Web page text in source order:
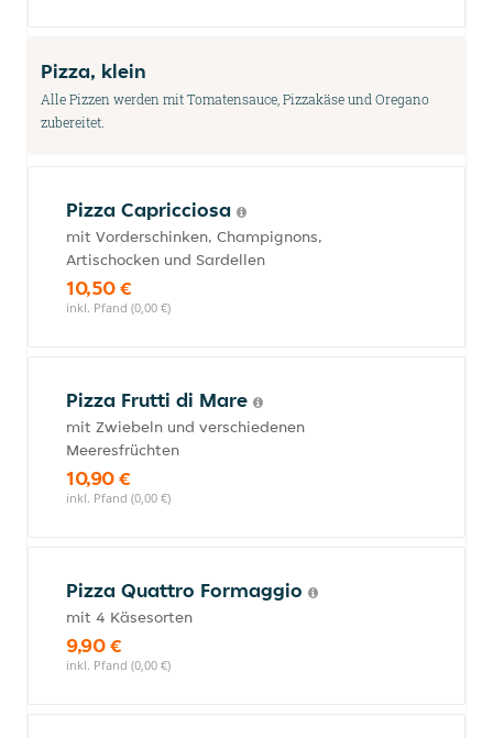
Pizza, klein
Alle Pizzen werden mit Tomatensauce, Pizzakäse und Oregano
zubereitet.
Pizza Capricciosa
mit Vorderschinken, Champignons,
Artischocken und Sardellen
10,50 €
inkl. Pfand (0,00 €)
Pizza Frutti di Mare
mit Zwiebeln und verschiedenen
Meeresfrüchten
10,90 €
inkl. Pfand (0,00 €)
Pizza Quattro Formaggio
mit 4 Käsesorten
9,90 €
inkl. Pfand (0,00 €)